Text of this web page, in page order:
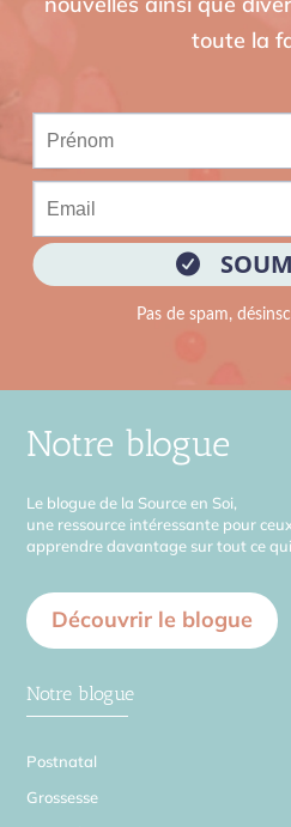
toute la
Notre blogue
Le blogue de la Source en Soi,
une ressource intéressante pour
apprendre davantage sur tout ce
Découvrir le blogue
Notre blogue
Postnatal
Grossesse